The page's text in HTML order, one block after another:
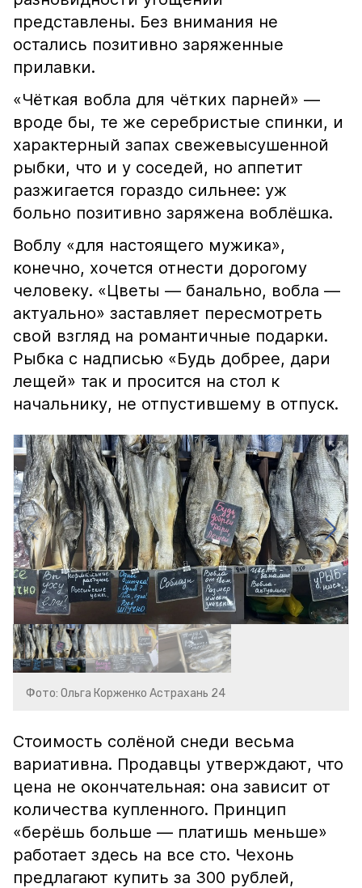
представлены. Без внимания не
остались позитивно заряженные
прилавки.
«Чёткая вобла для чётких парней» —
вроде бы, те же серебристые спинки, и
характерный запах свежевысушенной
рыбки, что и у соседей, но аппетит
разжигается гораздо сильнее: уж
больно позитивно заряжена воблёшка.
Воблу «для настоящего мужика»,
конечно, хочется отнести дорогому
человеку. «Цветы — банально, вобла —
актуально» заставляет пересмотреть
свой взгляд на романтичные подарки.
Рыбка с надписью «Будь добрее, дари
лещей» так и просится на стол к
начальнику, не отпустившему в отпуск.
Фото: Ольга Корженко Астрахань 24
Стоимость солёной снеди весьма
вариативна. Продавцы утверждают, что
цена не окончательная: она зависит от
количества купленного. Принцип
«берёшь больше — платишь меньше»
работает здесь на все сто. Чехонь
предлагают купить за 300 рублей,